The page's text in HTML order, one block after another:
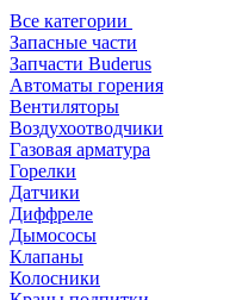
Все категории
Запасные части
Запчасти Buderus
Автоматы горения
Вентиляторы
Воздухоотводчики
Газовая арматура
Горелки
Датчики
Диффреле
Дымососы
Клапаны
Колосники